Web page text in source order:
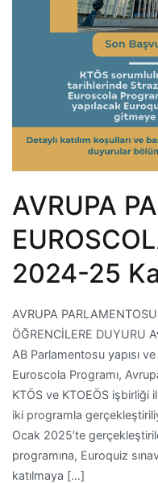
AVRUPA
2024-25
AVRUPA
ÖĞRENCİLERE DUYURU
AB Parlamentosu yapısı
Euroscola Programı,
KTÖS ve KTOEÖS
iki programla
Ocak 2025’te
programına, Euroquiz
katılmaya […]